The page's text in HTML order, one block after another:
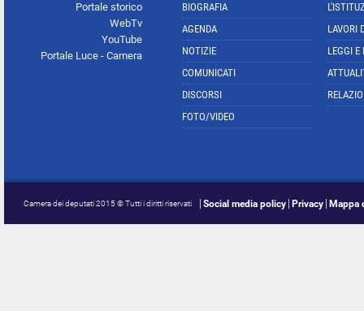
Portale storico
WebTv
YouTube
Portale Luce - Camera
BIOGRAFIA
AGENDA
NOTIZIE
COMUNICATI
DISCORSI
FOTO/VIDEO
LAVORI
LEGGI E
Camera dei deputati 2015 © Tutti i diritti riservati Social media policy Privacy Mappa